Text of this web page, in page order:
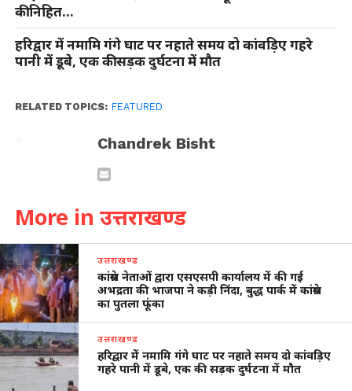
की निहित…
हरिद्वार में नमामि गंगे घाट पर नहाते समय दो कांवड़िए गहरे
पानी में डूबे, एक की सड़क दुर्घटना में मौत
RELATED TOPICS: FEATURED
Chandrek Bisht
More in उत्तराखण्ड
उत्तराखण्ड
कांग्रेस नेताओं द्वारा एसएसपी कार्यालय में की गई
अभद्रता की भाजपा ने कड़ी निंदा, बुद्ध पार्क में कांग्रेस
का पुतला फूंका
उत्तराखण्ड
हरिद्वार में नमामि गंगे घाट पर नहाते समय दो कांवड़िए
गहरे पानी में डूबे, एक की सड़क दुर्घटना में मौत